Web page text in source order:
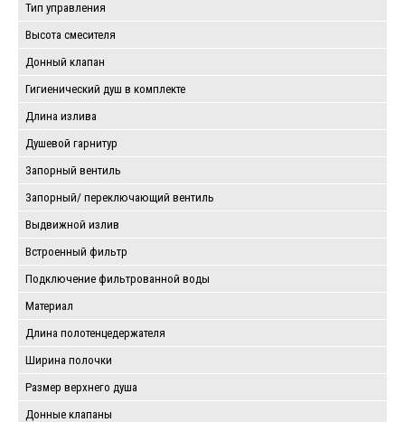
Тип управления
Высота смесителя
Донный клапан
Гигиенический душ в комплекте
Длина излива
Душевой гарнитур
Запорный вентиль
Запорный/ переключающий вентиль
Выдвижной излив
Встроенный фильтр
Подключение фильтрованной воды
Материал
Длина полотенцедержателя
Ширина полочки
Размер верхнего душа
Донные клапаны